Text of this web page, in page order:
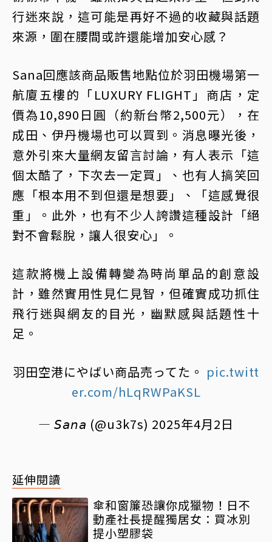
行迷來說，這可能是再好不過的收藏與話題
來源，圍在腰間或許還能增加安心感？
Sana回應該商品販售地點位於羽田機場第一
航廈五樓的「LUXURY FLIGHT」商店，定
價為10,890日圓（約新台幣2,500元），在
成田、伊丹機場也可以買到。消息曝光後，
意外引來大量網友留言討論，有人表示「這
個太酷了，下次去一定買」、也有人搞笑回
應「根本用不到但還是想要」、「這感覺很
重」。此外，也有不少人誇讚這種設計「絕
對不會鬆脫，讓人很安心」。
這款將機上設備轉變為時尚單品的創意設
計，雖然實用性見仁見智，但確實成功抓住
飛行迷與網友的目光，幽默感與話題性十
足。
羽田空港にやばい商品売ってた。 pic.twitt
er.com/hLqRWPaKSL
— 𝘚𝘢𝘯𝘢 (@u3k7s) 2025年4月2日
延伸閱讀
傘和窗簾恐讓你成獵物！日不
動產社長提醒獨居女：買冰別
提小塑膠袋